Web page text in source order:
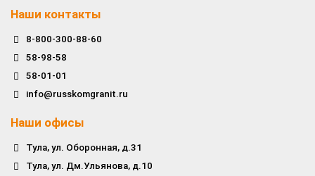
Наши контакты
8-800-300-88-60
58-98-58
58-01-01
info@russkomgranit.ru
Наши офисы
Тула, ул. Оборонная, д.31
Тула, ул. Дм.Ульянова, д.10